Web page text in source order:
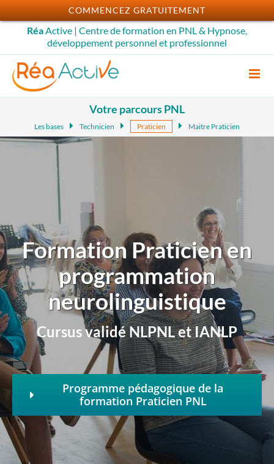
Passer
au
contenu
RéaActive | Centre de formation en PNL & Hypnose,
développement personnel et professionnel
Votre parcours PNL
Les bases Technicien Praticien Maitre Praticien
Formation Praticien en
programmation
neurolinguistique
Cursus validé NLPNL et IANLP
Programme pédagogique de la
formation Praticien PNL
COMMENCEZ GRATUITEMENT